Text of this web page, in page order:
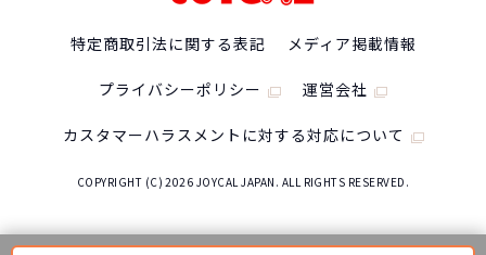
特定商取引法に関する表記 メディア掲載情報
プライバシーポリシー 運営会社
カスタマーハラスメントに対する対応について
COPYRIGHT (C) 2026 JOYCAL JAPAN. ALL RIGHTS RESERVED.